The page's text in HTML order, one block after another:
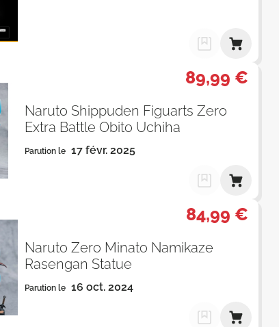
89,99 €
Naruto Shippuden Figuarts Zero
Extra Battle Obito Uchiha
Parution le 17 févr. 2025
84,99 €
Naruto Zero Minato Namikaze
Rasengan Statue
Parution le 16 oct. 2024